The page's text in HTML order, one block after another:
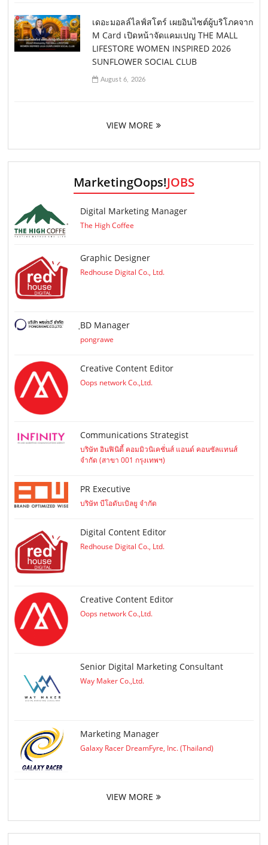
เดอะมอลล์ไลฟ์สโตร์ เผยอินไซต์ผู้บริโภคจาก
M Card เปิดหน้าจัดแคมเปญ THE MALL
LIFESTORE WOMEN INSPIRED 2026
SUNFLOWER SOCIAL CLUB
August 6, 2026
VIEW MORE
MarketingOops!JOBS
Digital Marketing Manager
The High Coffee
Graphic Designer
Redhouse Digital Co., Ltd.
ฺBD Manager
pongrawe
Creative Content Editor
Oops network Co.,Ltd.
Communications Strategist
บริษัท อินฟินิตี้ คอมมิวนิเคชั่นส์ แอนด์ คอนซัลแทนส์
จำกัด (สาขา 001 กรุงเทพฯ)
PR Executive
บริษัท บีโอดับเบิลยู จำกัด
Digital Content Editor
Redhouse Digital Co., Ltd.
Creative Content Editor
Oops network Co.,Ltd.
Senior Digital Marketing Consultant
Way Maker Co.,Ltd.
Marketing Manager
Galaxy Racer DreamFyre, Inc. (Thailand)
VIEW MORE